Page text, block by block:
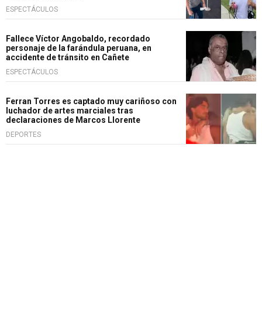
ESPECTÁCULOS
Fallece Víctor Angobaldo, recordado
personaje de la farándula peruana, en
accidente de tránsito en Cañete
ESPECTÁCULOS
Ferran Torres es captado muy cariñoso con
luchador de artes marciales tras
declaraciones de Marcos Llorente
DEPORTES